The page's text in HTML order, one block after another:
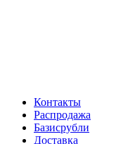
Контакты
Распродажа
Базисрубли
Доставка